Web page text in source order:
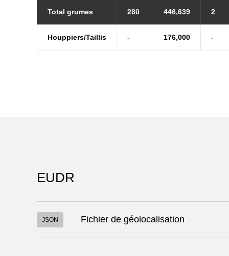
Total grumes 280 446,639 2
Houppiers/Taillis - 176,000 -
EUDR
Télécharger
le
"913_2026_3453_1_311.json"
JSON Fichier de géolocalisation